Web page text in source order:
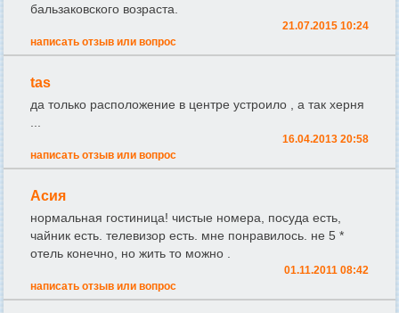
бальзаковского возраста.
21.07.2015 10:24
написать отзыв или вопрос
tas
да только расположение в центре устроило , а так херня
16.04.2013 20:58
написать отзыв или вопрос
Асия
нормальная гостиница! чистые номера, посуда есть,
чайник есть. телевизор есть. мне понравилось. не 5 *
отель конечно, но жить то можно .
01.11.2011 08:42
написать отзыв или вопрос